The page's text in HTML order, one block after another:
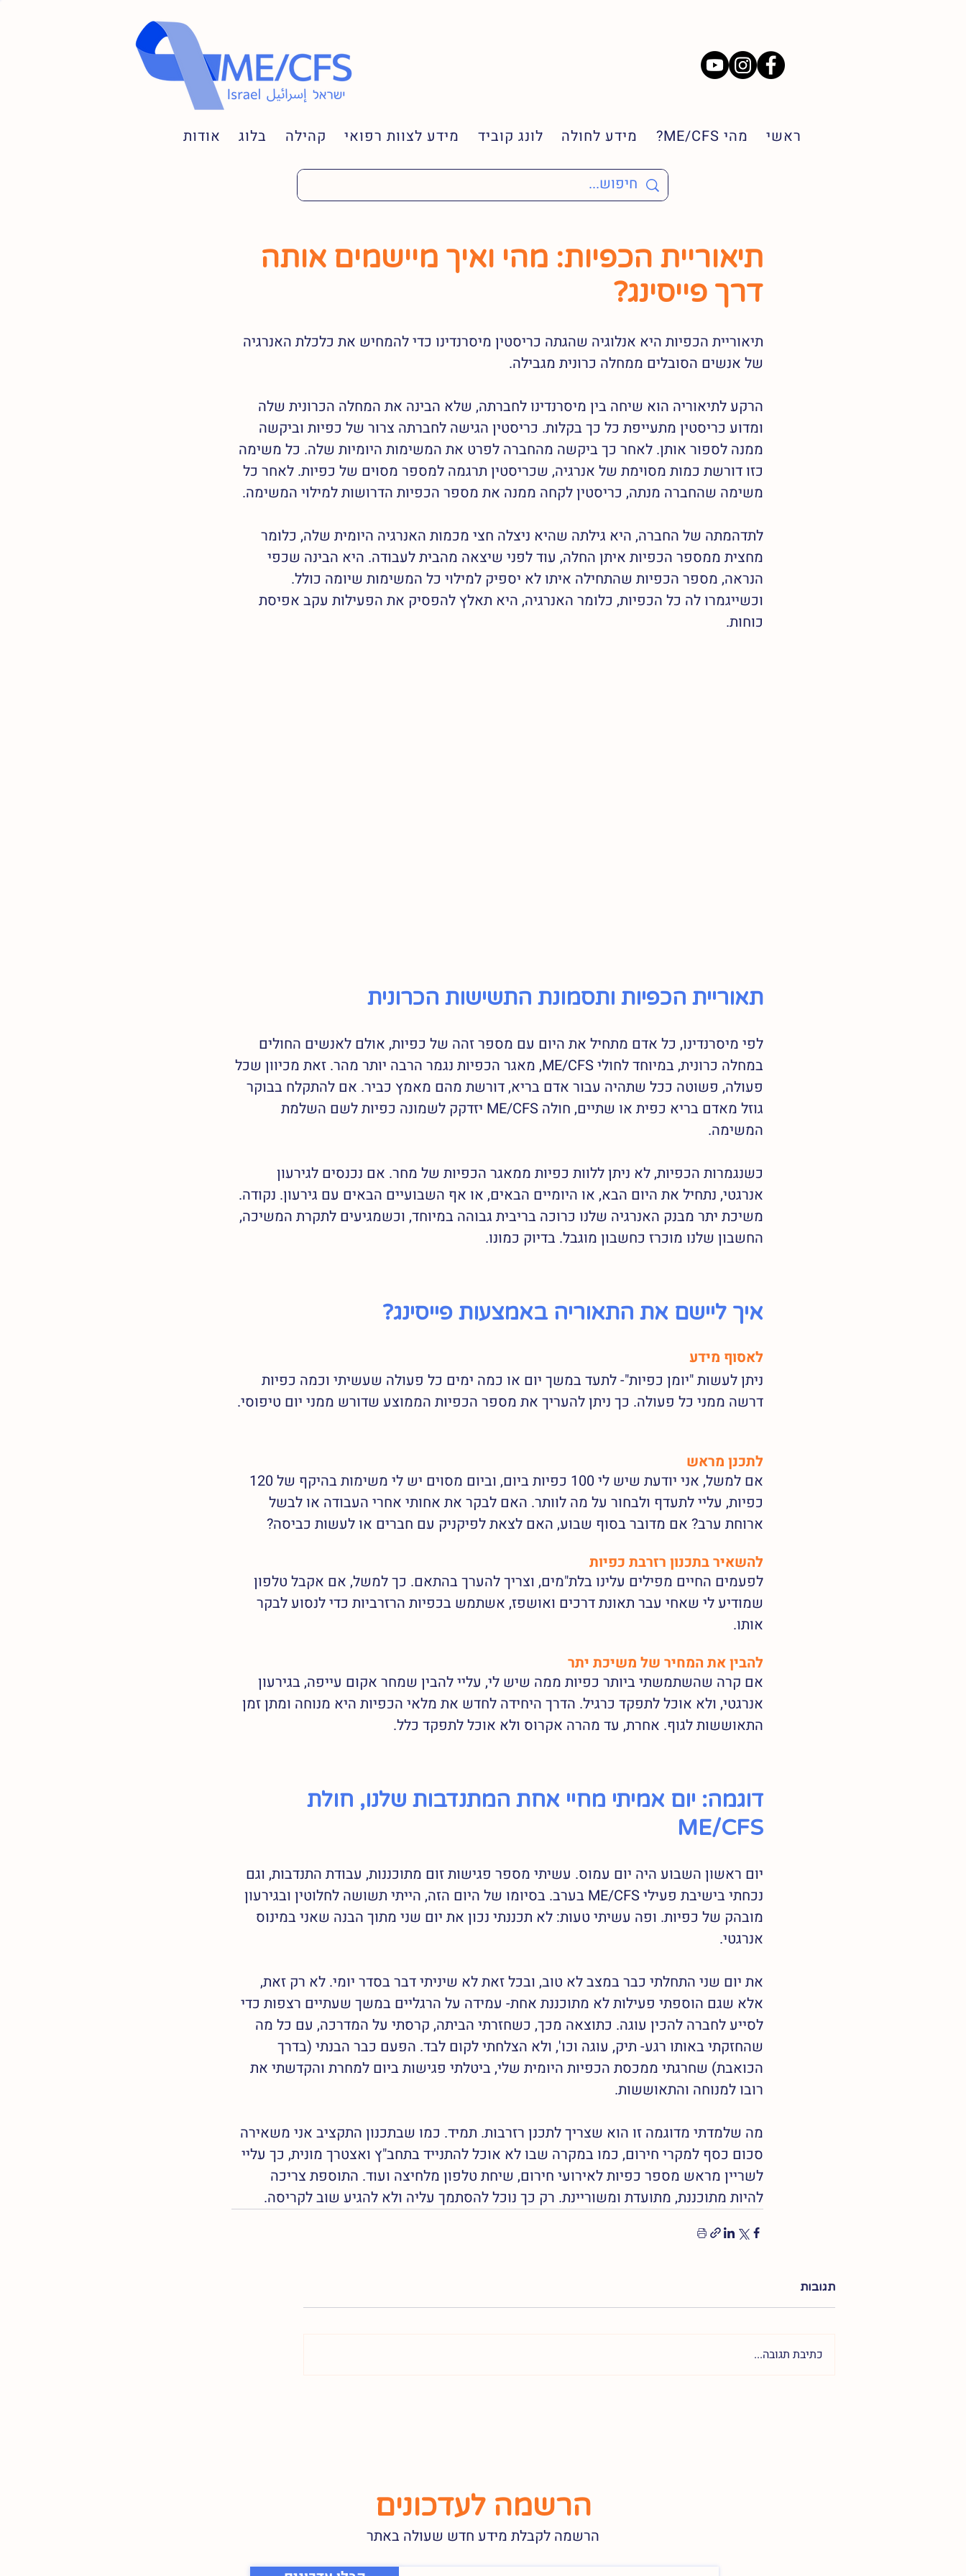
ראשי מהי ME/CFS? מידע לחולה לונג קוביד מידע לצוות רפואי קהילה בלוג אודות
תיאוריית הכפיות: מהי ואיך מיישמים אותה
דרך פייסינג?
תיאוריית הכפיות היא אנלוגיה שהגתה כריסטין מיסרנדינו כדי להמחיש את כלכלת האנרגיה
של אנשים הסובלים ממחלה כרונית מגבילה.
הרקע לתיאוריה הוא שיחה בין מיסרנדינו לחברתה, שלא הבינה את המחלה הכרונית שלה
ומדוע כריסטין מתעייפת כל כך בקלות. כריסטין הגישה לחברתה צרור של כפיות וביקשה
ממנה לספור אותן. לאחר כך ביקשה מהחברה לפרט את המשימות היומיות שלה. כל משימה
כזו דורשת כמות מסוימת של אנרגיה, שכריסטין תרגמה למספר מסוים של כפיות. לאחר כל
משימה שהחברה מנתה, כריסטין לקחה ממנה את מספר הכפיות הדרושות למילוי המשימה.
לתדהמתה של החברה, היא גילתה שהיא ניצלה חצי מכמות האנרגיה היומית שלה, כלומר
מחצית ממספר הכפיות איתן החלה, עוד לפני שיצאה מהבית לעבודה. היא הבינה שכפי
הנראה, מספר הכפיות שהתחילה איתו לא יספיק למילוי כל המשימות שיומה כולל.
וכשייגמרו לה כל הכפיות, כלומר האנרגיה, היא תאלץ להפסיק את הפעילות עקב אפיסת
כוחות.
תאוריית הכפיות ותסמונת התשישות הכרונית
לפי מיסרנדינו, כל אדם מתחיל את היום עם מספר זהה של כפיות, אולם לאנשים החולים
במחלה כרונית, במיוחד לחולי ME/CFS, מאגר הכפיות נגמר הרבה יותר מהר. זאת מכיוון שכל
פעולה, פשוטה ככל שתהיה עבור אדם בריא, דורשת מהם מאמץ כביר. אם להתקלח בבוקר
גוזל מאדם בריא כפית או שתיים, חולה ME/CFS יזדקק לשמונה כפיות לשם השלמת
המשימה.
כשנגמרות הכפיות, לא ניתן ללוות כפיות ממאגר הכפיות של מחר. אם נכנסים לגירעון
אנרגטי, נתחיל את היום הבא, או היומיים הבאים, או אף השבועיים הבאים עם גירעון. נקודה.
משיכת יתר מבנק האנרגיה שלנו כרוכה בריבית גבוהה במיוחד, וכשמגיעים לתקרת המשיכה,
החשבון שלנו מוכרז כחשבון מוגבל. בדיוק כמונו.
איך ליישם את התאוריה באמצעות פייסינג?
לאסוף מידע
ניתן לעשות "יומן כפיות"- לתעד במשך יום או כמה ימים כל פעולה שעשיתי וכמה כפיות
דרשה ממני כל פעולה. כך ניתן להעריך את מספר הכפיות הממוצע שדורש ממני יום טיפוסי.
לתכנן מראש
כפיות, עליי לתעדף ולבחור על מה לוותר. האם לבקר את אחותי אחרי העבודה או לבשל
ארוחת ערב? אם מדובר בסוף שבוע, האם לצאת לפיקניק עם חברים או לעשות כביסה?
להשאיר בתכנון רזרבת כפיות
לפעמים החיים מפילים עלינו בלת"מים, וצריך להערך בהתאם. כך למשל, אם אקבל טלפון
שמודיע לי שאחי עבר תאונת דרכים ואושפז, אשתמש בכפיות הרזרביות כדי לנסוע לבקר
אותו.
להבין את המחיר של משיכת יתר
אם קרה שהשתמשתי ביותר כפיות ממה שיש לי, עליי להבין שמחר אקום עייפה, בגירעון
אנרגטי, ולא אוכל לתפקד כרגיל. הדרך היחידה לחדש את מלאי הכפיות היא מנוחה ומתן זמן
התאוששות לגוף. אחרת, עד מהרה אקרוס ולא אוכל לתפקד כלל.
דוגמה: יום אמיתי מחיי אחת המתנדבות שלנו, חולת
ME/CFS
יום ראשון השבוע היה יום עמוס. עשיתי מספר פגישות זום מתוכננות, עבודת התנדבות, וגם
נכחתי בישיבת פעילי ME/CFS בערב. בסיומו של היום הזה, הייתי תשושה לחלוטין ובגירעון
מובהק של כפיות. ופה עשיתי טעות: לא תכננתי נכון את יום שני מתוך הבנה שאני במינוס
אנרגטי.
את יום שני התחלתי כבר במצב לא טוב, ובכל זאת לא שיניתי דבר בסדר יומי. לא רק זאת,
אלא שגם הוספתי פעילות לא מתוכננת אחת- עמידה על הרגליים במשך שעתיים רצפות כדי
לסייע לחברה להכין עוגה. כתוצאה מכך, כשחזרתי הביתה, קרסתי על המדרכה, עם כל מה
שהחזקתי באותו רגע- תיק, עוגה וכו', ולא הצלחתי לקום לבד. הפעם כבר הבנתי (בדרך
הכואבת) שחרגתי ממכסת הכפיות היומית שלי, ביטלתי פגישות ביום למחרת והקדשתי את
רובו למנוחה והתאוששות.
מה שלמדתי מדוגמה זו הוא שצריך לתכנן רזרבות. תמיד. כמו שבתכנון התקציב אני משאירה
סכום כסף למקרי חירום, כמו במקרה שבו לא אוכל להתנייד בתחב"ץ ואצטרך מונית, כך עליי
לשריין מראש מספר כפיות לאירועי חירום, שיחת טלפון מלחיצה ועוד. התוספת צריכה
להיות מתוכננת, מתועדת ומשוריינת. רק כך נוכל להסתמך עליה ולא להגיע שוב לקריסה.
תגובות
כתיבת תגובה...
הרשמה לעדכונים
הרשמה לקבלת מידע חדש שעולה באתר